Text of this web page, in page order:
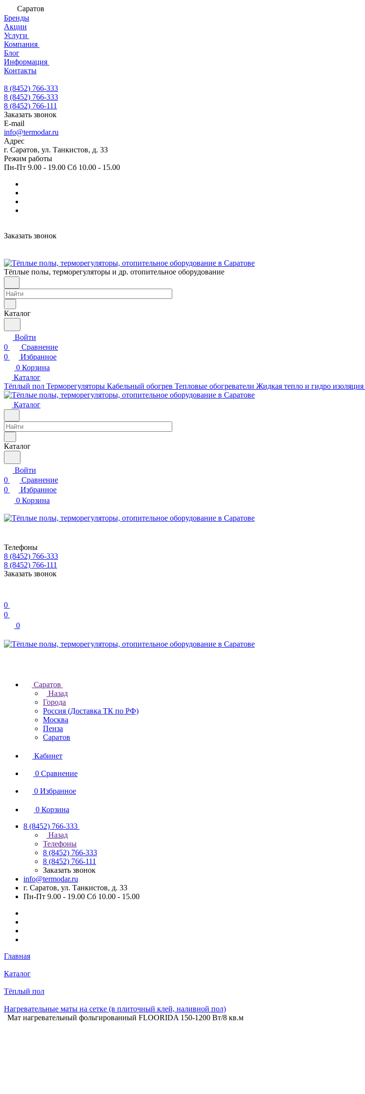
Саратов
Бренды
Акции
Услуги
Компания
Блог
Информация
Контакты
8 (8452) 766-333
8 (8452) 766-333
8 (8452) 766-111
Заказать звонок
E-mail
info@termodar.ru
Адрес
г. Саратов, ул. Танкистов, д. 33
Режим работы
Пн-Пт 9.00 - 19.00 Сб 10.00 - 15.00
Заказать звонок
Тёплые полы, терморегуляторы и др. отопительное оборудование
Каталог
Войти
0
Сравнение
0
Избранное
0 Корзина
Каталог
Тёплый пол Терморегуляторы Кабельный обогрев Тепловые обогреватели Жидкая тепло и гидро изоляция
Каталог
Каталог
Войти
0
Сравнение
0
Избранное
0 Корзина
Телефоны
8 (8452) 766-333
8 (8452) 766-111
Заказать звонок
0
0
0
Саратов
Назад
Города
Россия (Доставка ТК по РФ)
Москва
Пенза
Саратов
Кабинет
0 Сравнение
0 Избранное
0 Корзина
8 (8452) 766-333
Назад
Телефоны
8 (8452) 766-333
8 (8452) 766-111
Заказать звонок
info@termodar.ru
г. Саратов, ул. Танкистов, д. 33
Пн-Пт 9.00 - 19.00 Сб 10.00 - 15.00
Главная
Каталог
Тёплый пол
Нагревательные маты на сетке (в плиточный клей, наливной пол)
Мат нагревательный фольгированный FLOORIDA 150-1200 Вт/8 кв.м